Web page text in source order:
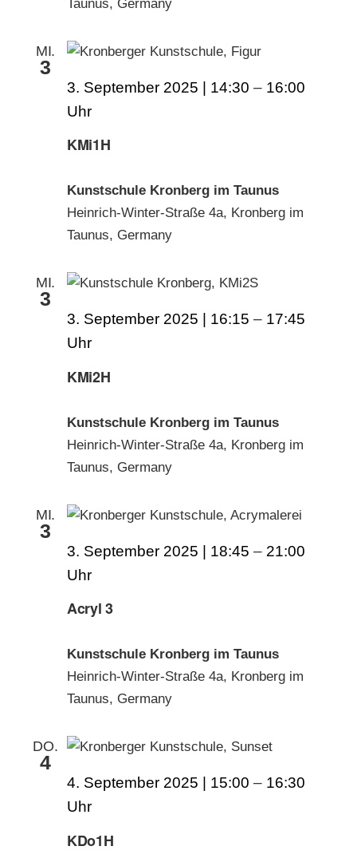
Taunus, Germany
MI.
3
KMi1H
3. September 2025 | 14:30 – 16:00
Kunstschule Kronberg im Taunus
Heinrich-Winter-Straße 4a, Kronberg im
Taunus, Germany
MI.
3
KMi2H
3. September 2025 | 16:15 – 17:45
Kunstschule Kronberg im Taunus
Heinrich-Winter-Straße 4a, Kronberg im
Taunus, Germany
MI.
3
Acryl 3
3. September 2025 | 18:45 – 21:00
Kunstschule Kronberg im Taunus
Heinrich-Winter-Straße 4a, Kronberg im
Taunus, Germany
DO.
4
KDo1H
4. September 2025 | 15:00 – 16:30